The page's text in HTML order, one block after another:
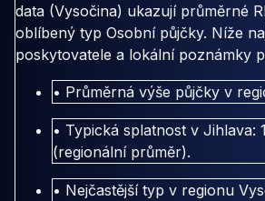
data (Vysočina) ukazují průměrné
oblíbený typ Osobní půjčky. Níže
poskytovatele a lokální poznámky
• Průměrná výše půjčky v
• Typická splatnost v Jihlava:
(regionální průměr).
• Nejčastější typ v regionu